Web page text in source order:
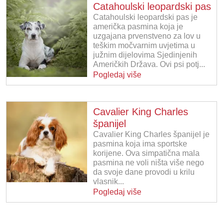
Catahoulski leopardski pas
Catahoulski leopardski pas je
američka pasmina koja je
uzgajana prvenstveno za lov u
teškim močvarnim uvjetima u
južnim dijelovima Sjedinjenih
Američkih Država. Ovi psi potj...
Pogledaj više
Cavalier King Charles
španijel
Cavalier King Charles španijel je
pasmina koja ima sportske
korijene. Ova simpatična mala
pasmina ne voli ništa više nego
da svoje dane provodi u krilu
vlasnik...
Pogledaj više